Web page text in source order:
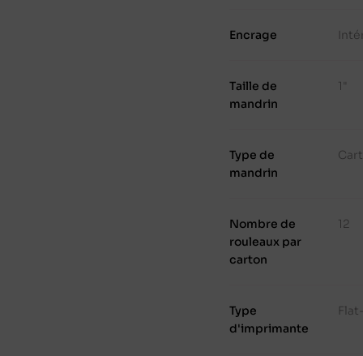
Encrage
Taille de
mandrin
1"
Type de
mandrin
Nombre de
rouleaux par
carton
12
Type
d'imprimante